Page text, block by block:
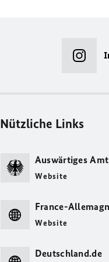
Nützliche Links
Auswärtiges Amt
Website
France-
Website
Deutschland.de